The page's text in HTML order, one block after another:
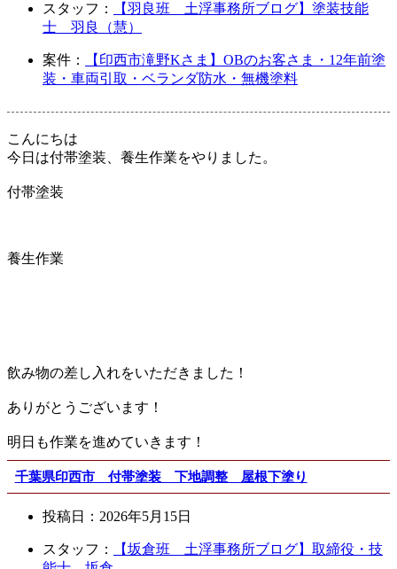
スタッフ：
【羽良班 土浮事務所ブログ】塗装技能
士 羽良（慧）
案件：
【印西市滝野Kさま】OBのお客さま・12年前塗
装・車両引取・ベランダ防水・無機塗料
こんにちは
今日は付帯塗装、養生作業をやりました。
付帯塗装
養生作業
飲み物の差し入れをいただきました！
ありがとうございます！
明日も作業を進めていきます！
千葉県印西市 付帯塗装 下地調整 屋根下塗り
投稿日： 2026年5月15日
スタッフ：
【坂倉班 土浮事務所ブログ】取締役・技